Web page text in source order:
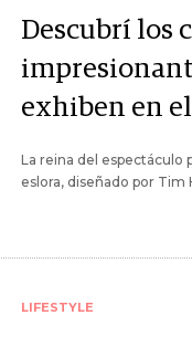
Descubrí los
exhiben en
La reina del espectáculo
eslora, diseñado por
LIFESTYLE